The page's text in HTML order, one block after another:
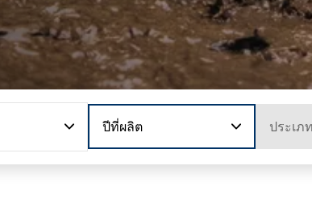
ปีที่ผลิต ประเภ